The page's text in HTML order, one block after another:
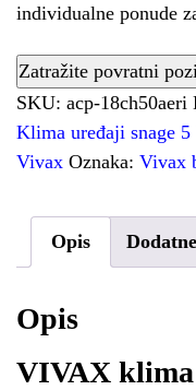
individualne ponude
SKU: acp-18ch50aeri
Klima uređaji snage 5
Vivax Oznaka: Vivax
Opis
Opis
VIVAX